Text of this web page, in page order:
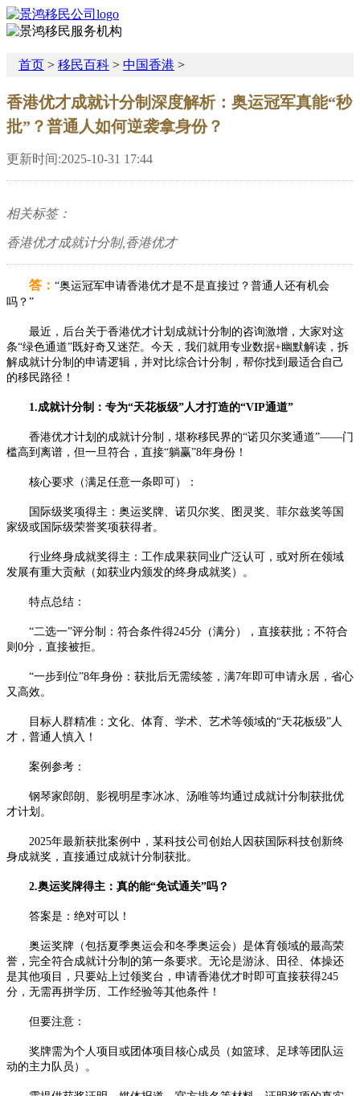
首页 > 移民百科 > 中国香港 >
香港优才成就计分制深度解析：奥运冠军真能“秒
批”？普通人如何逆袭拿身份？
更新时间:2025-10-31 17:44
相关标签：
香港优才成就计分制,香港优才
答： “奥运冠军申请香港优才是不是直接过？普通人还有机会
吗？”
最近，后台关于香港优才计划成就计分制的咨询激增，大家对这
条“绿色通道”既好奇又迷茫。今天，我们就用专业数据+幽默解读，拆
解成就计分制的申请逻辑，并对比综合计分制，帮你找到最适合自己
的移民路径！
1.成就计分制：专为“天花板级”人才打造的“VIP通道”
香港优才计划的成就计分制，堪称移民界的“诺贝尔奖通道”——门
槛高到离谱，但一旦符合，直接“躺赢”8年身份！
核心要求（满足任意一条即可）：
国际级奖项得主：奥运奖牌、诺贝尔奖、图灵奖、菲尔兹奖等国
家级或国际级荣誉奖项获得者。
行业终身成就奖得主：工作成果获同业广泛认可，或对所在领域
发展有重大贡献（如获业内颁发的终身成就奖）。
特点总结：
“二选一”评分制：符合条件得245分（满分），直接获批；不符合
则0分，直接被拒。
“一步到位”8年身份：获批后无需续签，满7年即可申请永居，省心
又高效。
目标人群精准：文化、体育、学术、艺术等领域的“天花板级”人
才，普通人慎入！
案例参考：
钢琴家郎朗、影视明星李冰冰、汤唯等均通过成就计分制获批优
才计划。
2025年最新获批案例中，某科技公司创始人因获国际科技创新终
身成就奖，直接通过成就计分制获批。
2.奥运奖牌得主：真的能“免试通关”吗？
答案是：绝对可以！
奥运奖牌（包括夏季奥运会和冬季奥运会）是体育领域的最高荣
誉，完全符合成就计分制的第一条要求。无论是游泳、田径、体操还
是其他项目，只要站上过领奖台，申请香港优才时即可直接获得245
分，无需再拼学历、工作经验等其他条件！
但要注意：
奖牌需为个人项目或团体项目核心成员（如篮球、足球等团队运
动的主力队员）。